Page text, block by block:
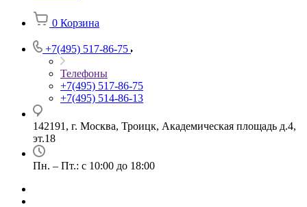
0 Корзина
+7(495) 517-86-75
Телефоны
+7(495) 517-86-75
+7(495) 514-86-13
142191, г. Москва, Троицк, Академическая площадь д.4,
эт.18
Пн. – Пт.: с 10:00 до 18:00